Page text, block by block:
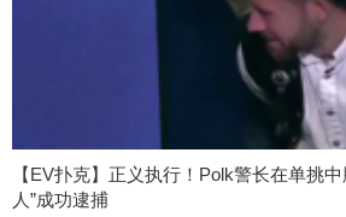
【EV扑克】正义执行！Polk警长在单挑
人”成功逮捕